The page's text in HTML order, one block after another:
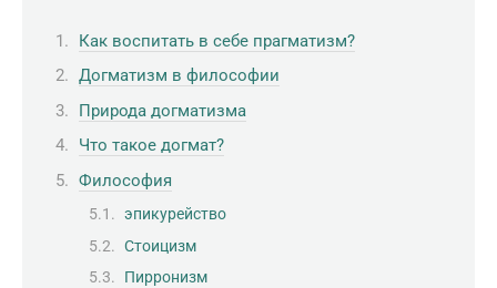
Как воспитать в себе прагматизм?
Догматизм в философии
Природа догматизма
Что такое догмат?
Философия
эпикурейство
Стоицизм
Пирронизм